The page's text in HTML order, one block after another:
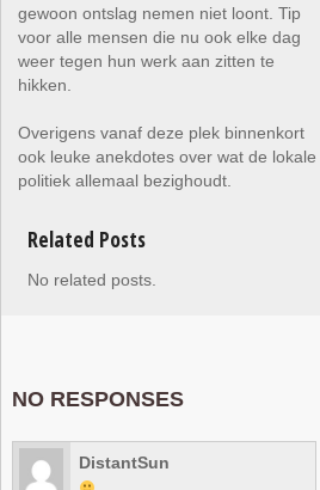
gewoon ontslag nemen niet loont. Tip
voor alle mensen die nu ook elke dag
weer tegen hun werk aan zitten te
hikken.
Overigens vanaf deze plek binnenkort
ook leuke anekdotes over wat de lokale
politiek allemaal bezighoudt.
Related Posts
No related posts.
NO RESPONSES
DistantSun